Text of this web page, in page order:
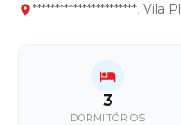
***********************,
3
DORMITÓRIOS